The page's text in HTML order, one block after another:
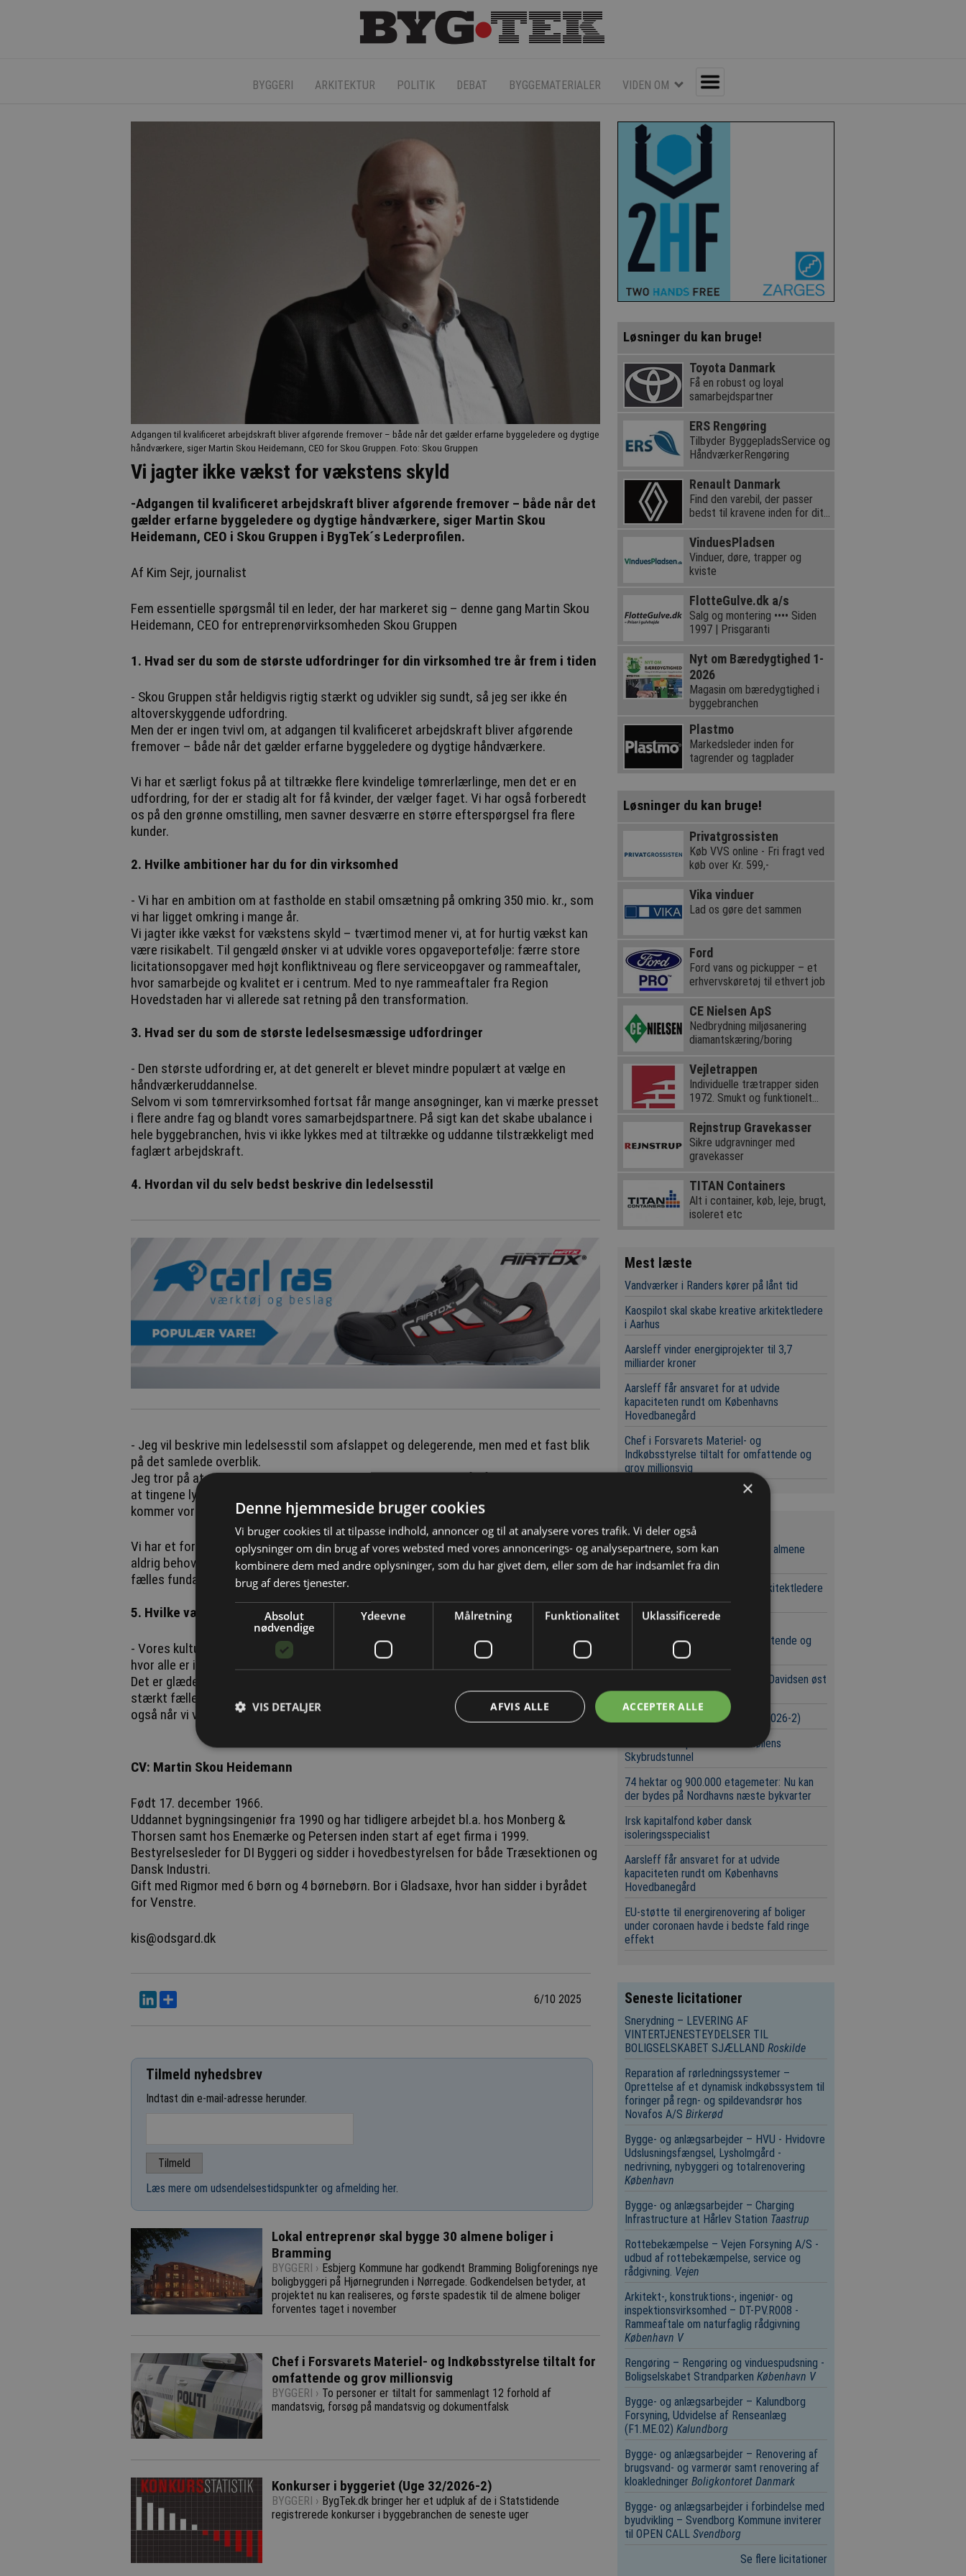
BYGGERI ARKITEKTUR POLITIK DEBAT BYGGEMATERIALER VIDEN OM
Adgangen til kvalificeret arbejdskraft bliver afgørende fremover – både når det gælder erfarne byggeledere og dygtige
håndværkere, siger Martin Skou Heidemann, CEO for Skou Gruppen. Foto: Skou Gruppen
Vi jagter ikke vækst for vækstens skyld
-Adgangen til kvalificeret arbejdskraft bliver afgørende fremover – både når det
gælder erfarne byggeledere og dygtige håndværkere, siger Martin Skou
Heidemann, CEO i Skou Gruppen i BygTek´s Lederprofilen.
Af Kim Sejr, journalist
Fem essentielle spørgsmål til en leder, der har markeret sig – denne gang Martin Skou
Heidemann, CEO for entreprenørvirksomheden Skou Gruppen
1. Hvad ser du som de største udfordringer for din virksomhed tre år frem i tiden
- Skou Gruppen står heldigvis rigtig stærkt og udvikler sig sundt, så jeg ser ikke én
altoverskyggende udfordring.
Men der er ingen tvivl om, at adgangen til kvalificeret arbejdskraft bliver afgørende
fremover – både når det gælder erfarne byggeledere og dygtige håndværkere.
Vi har et særligt fokus på at tiltrække flere kvindelige tømrerlærlinge, men det er en
udfordring, for der er stadig alt for få kvinder, der vælger faget. Vi har også forberedt
os på den grønne omstilling, men savner desværre en større efterspørgsel fra flere
kunder.
2. Hvilke ambitioner har du for din virksomhed
- Vi har en ambition om at fastholde en stabil omsætning på omkring 350 mio. kr., som
vi har ligget omkring i mange år.
Vi jagter ikke vækst for vækstens skyld – tværtimod mener vi, at for hurtig vækst kan
være risikabelt. Til gengæld ønsker vi at udvikle vores opgaveportefølje: færre store
licitationsopgaver med højt konfliktniveau og flere serviceopgaver og rammeaftaler,
hvor samarbejde og kvalitet er i centrum. Med to nye rammeaftaler fra Region
Hovedstaden har vi allerede sat retning på den transformation.
3. Hvad ser du som de største ledelsesmæssige udfordringer
- Den største udfordring er, at det generelt er blevet mindre populært at vælge en
håndværkeruddannelse.
Selvom vi som tømrervirksomhed fortsat får mange ansøgninger, kan vi mærke presset
i flere andre fag og blandt vores samarbejdspartnere. På sigt kan det skabe ubalance i
hele byggebranchen, hvis vi ikke lykkes med at tiltrække og uddanne tilstrækkeligt med
faglært arbejdskraft.
4. Hvordan vil du selv bedst beskrive din ledelsesstil
- Jeg vil beskrive min ledelsesstil som afslappet og delegerende, men med et fast blik
på det samlede overblik.
Jeg tror på at give ansvar til den enkelte medarbejder, men også på at følge op og sikre,
at tingene lykkes. Vi er seks ejere, der arbejder sammen i Skou Gruppen og hertil
kommer vores bestyrelsesformand, der også er medejer.
Vi har et forbilledligt samarbejde. Vi diskuterer os frem til fælles beslutninger, og vi har
aldrig behov for at konkurrere om, hvem der bestemmer mest – vi står på et stærkt
fælles fundament.
5. Hvilke værdier mener du selv skal beskrive din virksomhed
- Vores kultur bygger på sammenhold, ansvarlighed og flid. Vi er en flad organisation,
hvor alle er i øjenhøjde – og det kan mærkes.
Det er glædeligt at høre nye lærlinge fortælle, at de allerede efter kort tid oplever et
stærkt fællesskab og en god kultur hos os. Det er den ånd, vi skal værne om og bevare,
også når vi vokser i opgaver og kompleksitet.
CV: Martin Skou Heidemann
Født 17. december 1966.
Uddannet bygningsingeniør fra 1990 og har tidligere arbejdet bl.a. hos Monberg &
Thorsen samt hos Enemærke og Petersen inden start af eget firma i 1999.
Bestyrelsesleder for DI Byggeri og sidder i hovedbestyrelsen for både Træsektionen og
Dansk Industri.
Gift med Rigmor med 6 børn og 4 børnebørn. Bor i Gladsaxe, hvor han sidder i byrådet
for Venstre.
kis@odsgard.dk
LinkedIn 6/10 2025
Tilmeld nyhedsbrev
Indtast din e-mail-adresse herunder.
Læs mere om udsendelsestidspunkter og afmelding her.
Lokal entreprenør skal bygge 30 almene boliger i
Bramming
BYGGERI › Esbjerg Kommune har godkendt Bramming Boligforenings nye
boligbyggeri på Hjørnegrunden i Nørregade. Godkendelsen betyder, at
projektet nu kan realiseres, og første spadestik til de almene boliger
forventes taget i november
Chef i Forsvarets Materiel- og Indkøbsstyrelse tiltalt for
omfattende og grov millionsvig
BYGGERI › To personer er tiltalt for sammenlagt 12 forhold af
mandatsvig, forsøg på mandatsvig og dokumentfalsk
Konkurser i byggeriet (Uge 32/2026-2)
BYGGERI › BygTek.dk bringer her et udpluk af de i Statstidende
registrerede konkurser i byggebranchen de seneste uger
Løsninger du kan bruge!
Toyota Danmark
Få en robust og loyal
samarbejdspartner
ERS Rengøring
Tilbyder ByggepladsService og
HåndværkerRengøring
Renault Danmark
Find den varebil, der passer
bedst til kravene inden for dit
VinduesPladsen
Vinduer, døre, trapper og
kviste
FlotteGulve.dk a/s
Salg og montering •••• Siden
1997 | Prisgaranti
Nyt om Bæredygtighed 1-
2026
Magasin om bæredygtighed i
byggebranchen
Plastmo
Markedsleder inden for
tagrender og tagplader
Løsninger du kan bruge!
Privatgrossisten
Køb VVS online - Fri fragt ved
køb over Kr. 599,-
Vika vinduer
Lad os gøre det sammen
Ford
Ford vans og pickupper – et
erhvervskøretøj til ethvert job
CE Nielsen ApS
Nedbrydning miljøsanering
diamantskæring/boring
Vejletrappen
Individuelle trætrapper siden
1972. Smukt og funktionelt
Rejnstrup Gravekasser
Sikre udgravninger med
gravekasser
TITAN Containers
Alt i container, køb, leje, brugt,
isoleret etc
Mest læste
Vandværker i Randers kører på lånt tid
Kaospilot skal skabe kreative arkitektledere
i Aarhus
Aarsleff vinder energiprojekter til 3,7
milliarder kroner
Aarsleff får ansvaret for at udvide
kapaciteten rundt om Københavns
Hovedbanegård
Chef i Forsvarets Materiel- og
Indkøbsstyrelse tiltalt for omfattende og
grov millionsvig
Seneste nyheder
Lokal entreprenør skal bygge 30 almene
boliger i Bramming
Kaospilot skal skabe kreative arkitektledere
i Aarhus
Indkøbsstyrelse tiltalt for omfattende og
grov millionsvig
Det bliver lettere at handle hos Davidsen øst
for Storebælt
Konkurser i byggeriet (Uge 32/2026-2)
Tre hold kæmper om Svanemøllens
Skybrudstunnel
74 hektar og 900.000 etagemeter: Nu kan
der bydes på Nordhavns næste bykvarter
Irsk kapitalfond køber dansk
isoleringsspecialist
Aarsleff får ansvaret for at udvide
kapaciteten rundt om Københavns
Hovedbanegård
EU-støtte til energirenovering af boliger
under coronaen havde i bedste fald ringe
effekt
Seneste licitationer
Snerydning – LEVERING AF
VINTERTJENESTEYDELSER TIL
BOLIGSELSKABET SJÆLLAND Roskilde
Reparation af rørledningssystemer –
Oprettelse af et dynamisk indkøbssystem til
foringer på regn- og spildevandsrør hos
Novafos A/S Birkerød
Bygge- og anlægsarbejder – HVU - Hvidovre
Udslusningsfængsel, Lysholmgård -
nedrivning, nybyggeri og totalrenovering
København
Bygge- og anlægsarbejder – Charging
Infrastructure at Hårlev Station Taastrup
Rottebekæmpelse – Vejen Forsyning A/S -
udbud af rottebekæmpelse, service og
rådgivning. Vejen
Arkitekt-, konstruktions-, ingeniør- og
inspektionsvirksomhed – DT-PV.R008 -
Rammeaftale om naturfaglig rådgivning
København V
Rengøring – Rengøring og vinduespudsning -
Boligselskabet Strandparken København V
Bygge- og anlægsarbejder – Kalundborg
Forsyning, Udvidelse af Renseanlæg
(F1.ME.02) Kalundborg
Bygge- og anlægsarbejder – Renovering af
brugsvand- og varmerør samt renovering af
kloakledninger Boligkontoret Danmark
Bygge- og anlægsarbejder i forbindelse med
byudvikling – Svendborg Kommune inviterer
til OPEN CALL Svendborg
Se flere licitationer
×
Denne hjemmeside bruger cookies
Vi bruger cookies til at tilpasse indhold, annoncer og til at analysere vores trafik. Vi deler også
oplysninger om din brug af vores websted med vores annoncerings- og analysepartnere, som kan
kombinere dem med andre oplysninger, som du har givet dem, eller som de har indsamlet fra din
brug af deres tjenester.
Absolut
nødvendige
Ydeevne Målretning Funktionalitet Uklassificerede
ACCEPTER ALLE
AFVIS ALLE
VIS DETALJER